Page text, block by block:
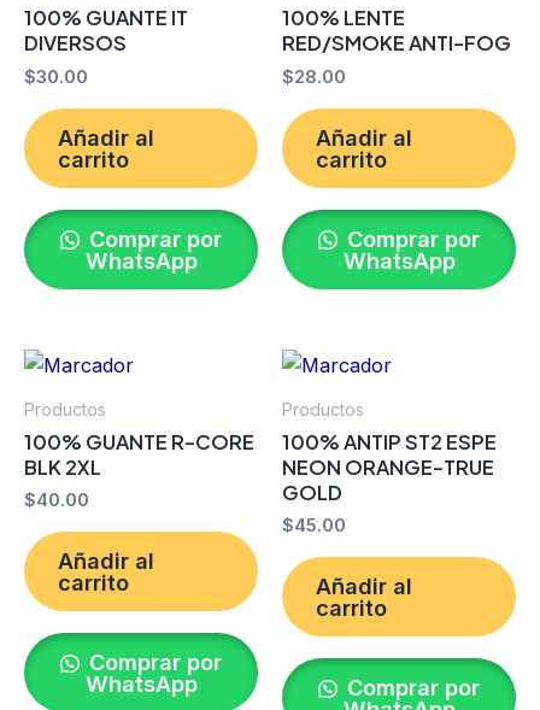
100% GUANTE IT
DIVERSOS
$30.00
Añadir al
carrito
Comprar por
WhatsApp
100% LENTE
RED/SMOKE ANTI-FOG
$28.00
Añadir al
carrito
Comprar por
WhatsApp
Productos
100% GUANTE R-CORE
BLK 2XL
$40.00
Añadir al
carrito
Comprar por
WhatsApp
Productos
100% ANTIP ST2 ESPE
NEON ORANGE-TRUE
GOLD
$45.00
Añadir al
carrito
Comprar por